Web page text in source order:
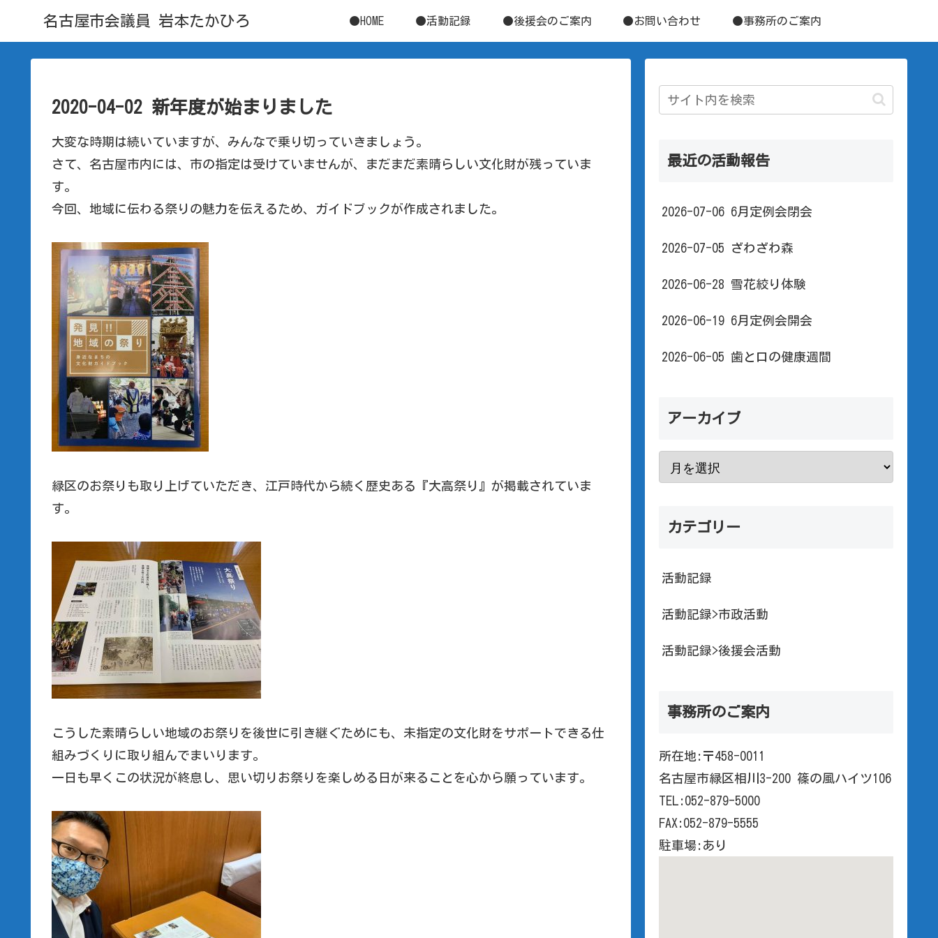
名古屋市会議員 岩本たかひろ ●HOME ●活動記録 ●後援会のご案内 ●お問い合わせ ●事務所のご案内
2020-04-02 新年度が始まりました
大変な時期は続いていますが、みんなで乗り切っていきましょう。
さて、名古屋市内には、市の指定は受けていませんが、まだまだ素晴らしい文化財が残っていま
す。
今回、地域に伝わる祭りの魅力を伝えるため、ガイドブックが作成されました。
緑区のお祭りも取り上げていただき、江戸時代から続く歴史ある『大高祭り』が掲載されていま
す。
こうした素晴らしい地域のお祭りを後世に引き継ぐためにも、未指定の文化財をサポートできる仕
組みづくりに取り組んでまいります。
一日も早くこの状況が終息し、思い切りお祭りを楽しめる日が来ることを心から願っています。
最近の活動報告
2026-07-06 6月定例会閉会
2026-07-05 ざわざわ森
2026-06-28 雪花絞り体験
2026-06-19 6月定例会開会
2026-06-05 歯と口の健康週間
アーカイブ
カテゴリー
活動記録
活動記録>市政活動
活動記録>後援会活動
事務所のご案内
所在地:〒458-0011
名古屋市緑区相川3-200 篠の風ハイツ106
TEL:052-879-5000
FAX:052-879-5555
駐車場:あり